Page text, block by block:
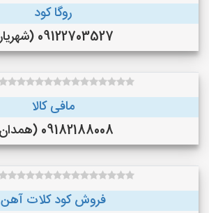
روگا کود
09122703527 (شهریار)
مافی کالا
09182188008 (همدان)
فروش کود کلات آهن